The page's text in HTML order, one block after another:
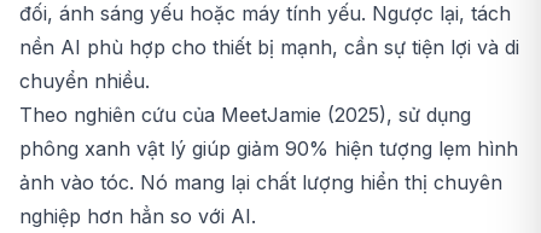
đối, ánh sáng yếu hoặc máy tính yếu. Ngược lại, tách
nền AI phù hợp cho thiết bị mạnh, cần sự tiện lợi và di
chuyển nhiều.
Theo nghiên cứu của MeetJamie (2025), sử dụng
phông xanh vật lý giúp giảm 90% hiện tượng lẹm hình
ảnh vào tóc. Nó mang lại chất lượng hiển thị chuyên
nghiệp hơn hẳn so với AI.